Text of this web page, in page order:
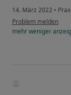
14. März 2022 •
Problem melden
mehrweniger